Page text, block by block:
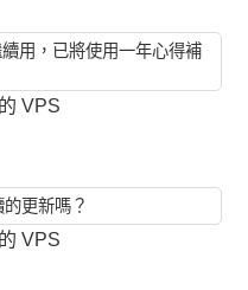
用，已將使用一年心得補
VPS
更新嗎？
VPS